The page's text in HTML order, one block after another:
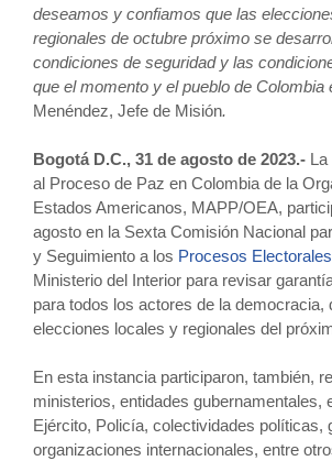
deseamos y confiamos que las
regionales de octubre próximo se
condiciones de seguridad y las
que el momento y el pueblo de Colombia
Menéndez, Jefe de Misión.
Bogotá D.C., 31 de agosto de 2023.- La
al Proceso de Paz en Colombia de la
Estados Americanos, MAPP/OEA,
agosto en la Sexta Comisión Nacional
y Seguimiento a los Procesos Electorales
Ministerio del Interior para revisar
para todos los actores de la democracia,
elecciones locales y regionales del
En esta instancia participaron, también,
ministerios, entidades gubernamentales,
Ejército, Policía, colectividades políticas,
organizaciones internacionales, entre